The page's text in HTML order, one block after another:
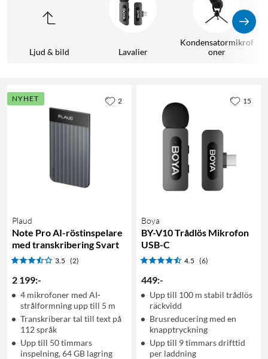
Ljud & bild Lavalier
Kondensatormikrof
oner
NYHET
Plaud
Note Pro AI-röstinspelare
med transkribering Svart
3.5 (2)
2 199:-
4 mikrofoner med AI-
strålformning upp till 5 m
Transkriberar tal till text på
112 språk
Upp till 50 timmars
inspelning, 64 GB lagring
2
Boya
BY-V10 Trådlös Mikrofon
USB-C
4.5 (6)
449:-
Upp till 100 m stabil trådlös
räckvidd
Brusreducering med en
knapptryckning
Upp till 9 timmars drifttid
per laddning
15